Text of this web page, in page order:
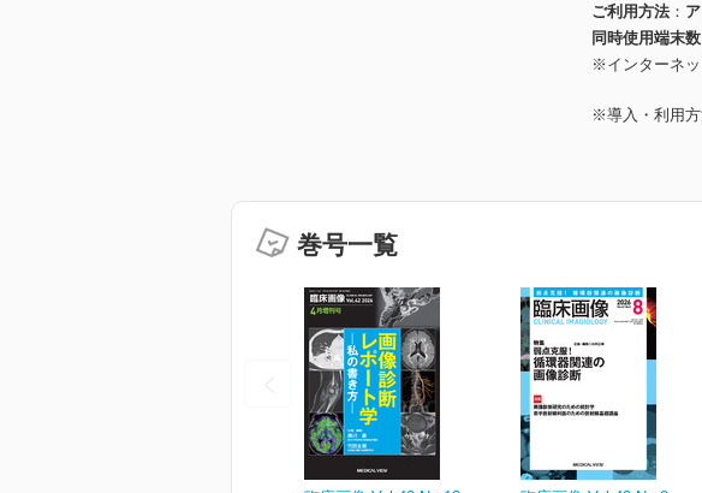
ご利用方法
同時使用端末数
※インターネ
※導入・利用
巻号一覧